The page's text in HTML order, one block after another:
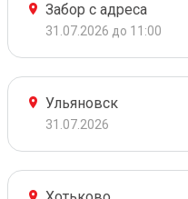
Забор с адреса
31.07.2026 до 11:00
Ульяновск
31.07.2026